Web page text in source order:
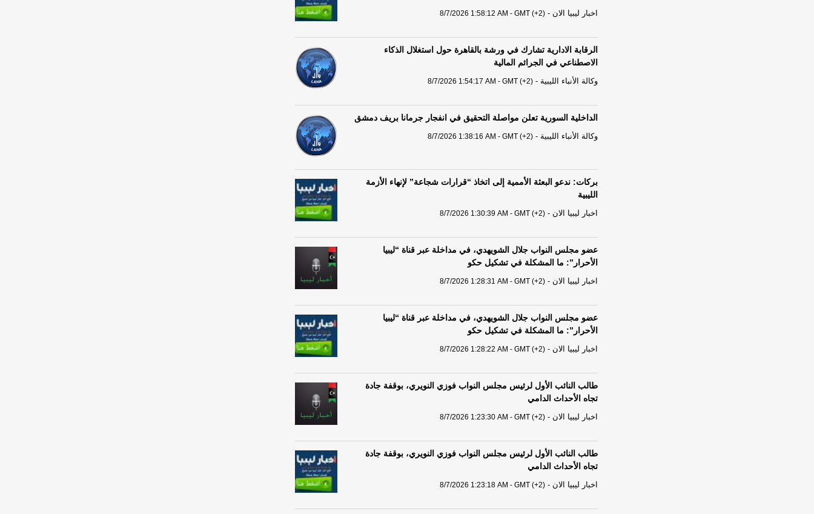
اخبار ليبيا الان -
8/7/2026 1:58:12 AM - GMT (+2)
الرقابة الادارية تشارك في ورشة بالقاهرة حول استغلال الذكاء
الاصطناعي في الجرائم المالية
وكالة الأنباء الليبية -
8/7/2026 1:54:17 AM - GMT (+2)
الداخلية السورية تعلن مواصلة التحقيق في انفجار جرمانا بريف دمشق
وكالة الأنباء الليبية -
8/7/2026 1:38:16 AM - GMT (+2)
بركات: ندعو البعثة الأممية إلى اتخاذ “قرارات شجاعة” لإنهاء الأزمة
الليبية
اخبار ليبيا الان -
8/7/2026 1:30:39 AM - GMT (+2)
عضو مجلس النواب جلال الشويهدي، في مداخلة عبر قناة “ليبيا
الأحرار”: ما المشكلة في تشكيل حكو
اخبار ليبيا الان -
8/7/2026 1:28:31 AM - GMT (+2)
عضو مجلس النواب جلال الشويهدي، في مداخلة عبر قناة “ليبيا
الأحرار”: ما المشكلة في تشكيل حكو
اخبار ليبيا الان -
8/7/2026 1:28:22 AM - GMT (+2)
طالب النائب الأول لرئيس مجلس النواب فوزي النويري، بوقفة جادة
تجاه الأحداث الدامي
اخبار ليبيا الان -
8/7/2026 1:23:30 AM - GMT (+2)
طالب النائب الأول لرئيس مجلس النواب فوزي النويري، بوقفة جادة
تجاه الأحداث الدامي
اخبار ليبيا الان -
8/7/2026 1:23:18 AM - GMT (+2)